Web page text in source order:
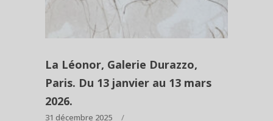
La Léonor, Galerie Durazzo,
Paris. Du 13 janvier au 13 mars
2026.
31 décembre 2025